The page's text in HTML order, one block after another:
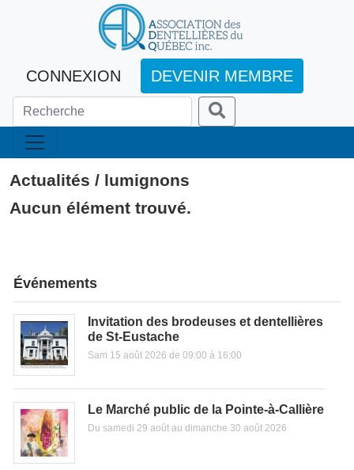
CONNEXION DEVENIR MEMBRE
Actualités / lumignons
Aucun élément trouvé.
Événements
Invitation des brodeuses et dentellières
de St-Eustache
Sam 15 août 2026 de 09:00 à 16:00
Le Marché public de la Pointe-à-Callière
Du samedi 29 août au dimanche 30 août 2026